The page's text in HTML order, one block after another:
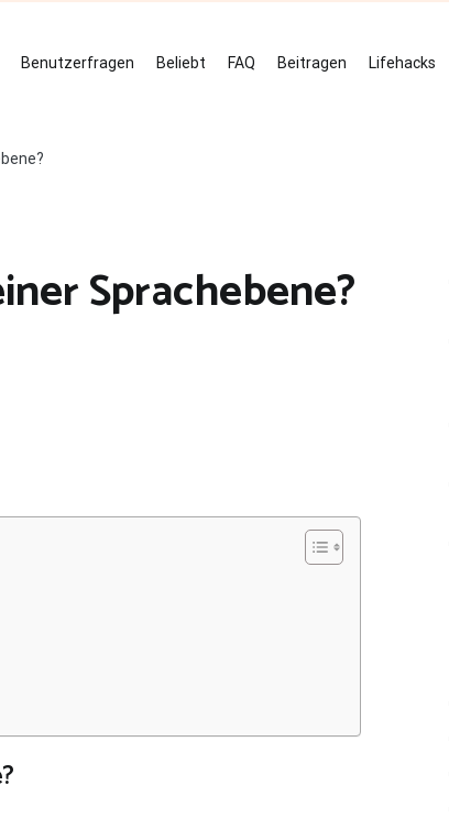
Benutzerfragen Beliebt FAQ Beitragen Lifehacks
Sprachebene?